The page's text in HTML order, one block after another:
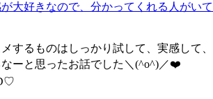
大好きなので、分かってくれる人がいて
するものはしっかり試して、実感して、
ーと思ったお話でした＼(^o^)／❤️